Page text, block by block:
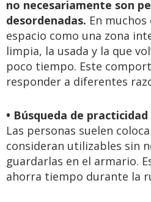
no necesariamente son
desordenadas. En
espacio como una zona
limpia, la usada y la que
poco tiempo. Este
responder a diferentes
• Búsqueda de practicidad
Las personas suelen
consideran utilizables sin
guardarlas en el armario.
ahorra tiempo durante la